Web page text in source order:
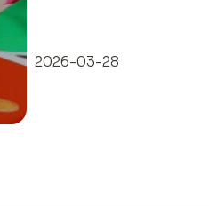
2026-03-28